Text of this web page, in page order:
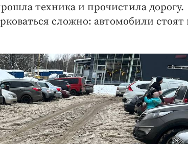
техника и прочистила дорогу.
сложно: автомобили стоят